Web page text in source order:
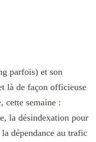
parfois) et son
là de façon officieuse
cette semaine :
la désindexation pour
dépendance au trafic